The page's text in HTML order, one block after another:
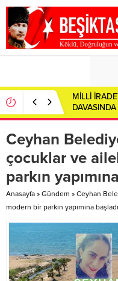
MİLLİ
Ceyhan
çocuklar ve
parkın
Anasayfa » Gündem » Ceyhan
modern bir parkın yapımına